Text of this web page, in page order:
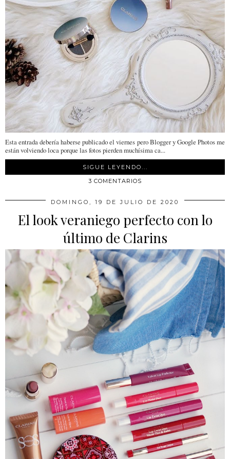
Esta entrada debería haberse publicado el viernes pero Blogger y Google Photos me
están volviendo loca porque las fotos pierden muchísima ca...
SIGUE LEYENDO...
3 COMENTARIOS
DOMINGO, 19 DE JULIO DE 2020
El look veraniego perfecto con lo
último de Clarins